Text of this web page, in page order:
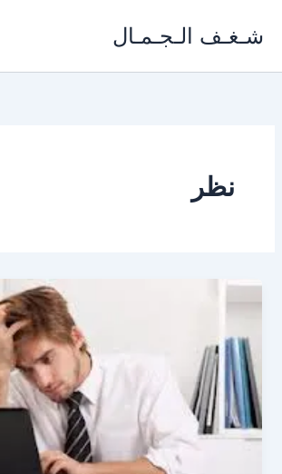
شـغـف الـجـمـال
نظر